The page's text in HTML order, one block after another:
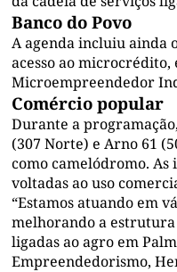
Banco do Povo
A agenda incluiu ainda
acesso ao
Microempreendedor
Comércio popular
Durante a
(307 Norte) e Arno 61
como camelódromo.
voltadas ao uso
“Estamos atuando em
melhorando a
ligadas ao agro em
Empreendedorismo,